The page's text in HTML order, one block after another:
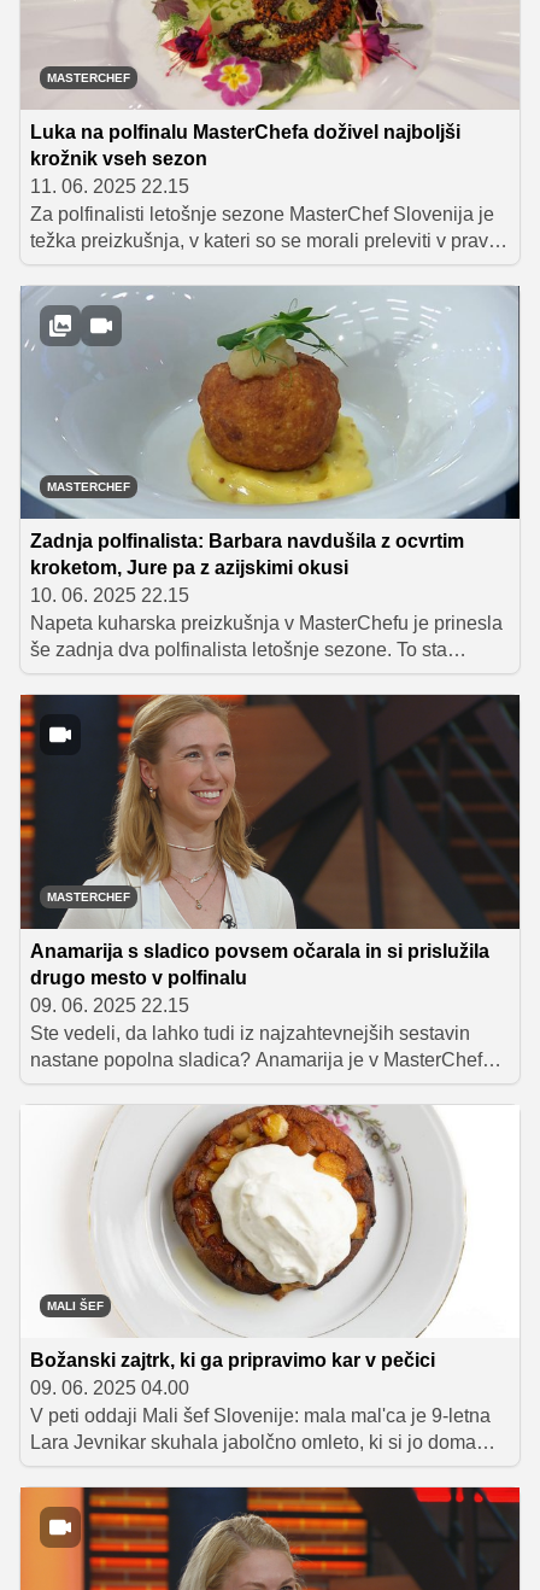
MASTERCHEF
Luka na polfinalu MasterChefa doživel najboljši
krožnik vseh sezon
11. 06. 2025 22.15
Za polfinalisti letošnje sezone MasterChef Slovenija je
težka preizkušnja, v kateri so se morali preleviti v prave
umetnike in kulinarično preslikati velike slikarske
mojstrovine na krožnik. Izzivu ni bila kos Anamarija, v
veliko finale letošnje sezone pa so se uvrstili Jure, Miša
in Barbara Poljanec!
MASTERCHEF
Zadnja polfinalista: Barbara navdušila z ocvrtim
kroketom, Jure pa z azijskimi okusi
10. 06. 2025 22.15
Napeta kuharska preizkušnja v MasterChefu je prinesla
še zadnja dva polfinalista letošnje sezone. To sta
postala Barbara Poljanec in Jure, tekmovanje pa je
zapustila Barbara Ribič, ki ji v zadnjem izzivu žal ni
uspelo pripraviti jedi, s katerimi bi navdušila sodnike.
MASTERCHEF
Anamarija s sladico povsem očarala in si prislužila
drugo mesto v polfinalu
09. 06. 2025 22.15
Ste vedeli, da lahko tudi iz najzahtevnejših sestavin
nastane popolna sladica? Anamarija je v MasterChefu s
svojo izvirno in drzno uporabo sestavin povsem
navdušila sodnike ter si prislužila drugo mesto v
polfinalu. Preostali tekmovalci so se v boju za balkon
soočali z različnimi izzivi.
MALI ŠEF
Božanski zajtrk, ki ga pripravimo kar v pečici
09. 06. 2025 04.00
V peti oddaji Mali šef Slovenije: mala mal'ca je 9-letna
Lara Jevnikar skuhala jabolčno omleto, ki si jo doma
velikokrat pripravi za zajtrk. Chef Jorg Zupan je priznal,
da še nikoli ni jedel omlete 'na sladko', a da mu je všeč.
Nato se je lotil nadgradnje Larine jedi in pripravil svojo
različico jabolčne omlete – v pečici!